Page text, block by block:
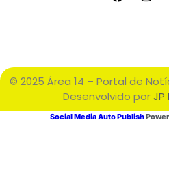
© 2025 Área 14 – Portal de
Desenvolvido porJP
Social Media Auto Publish